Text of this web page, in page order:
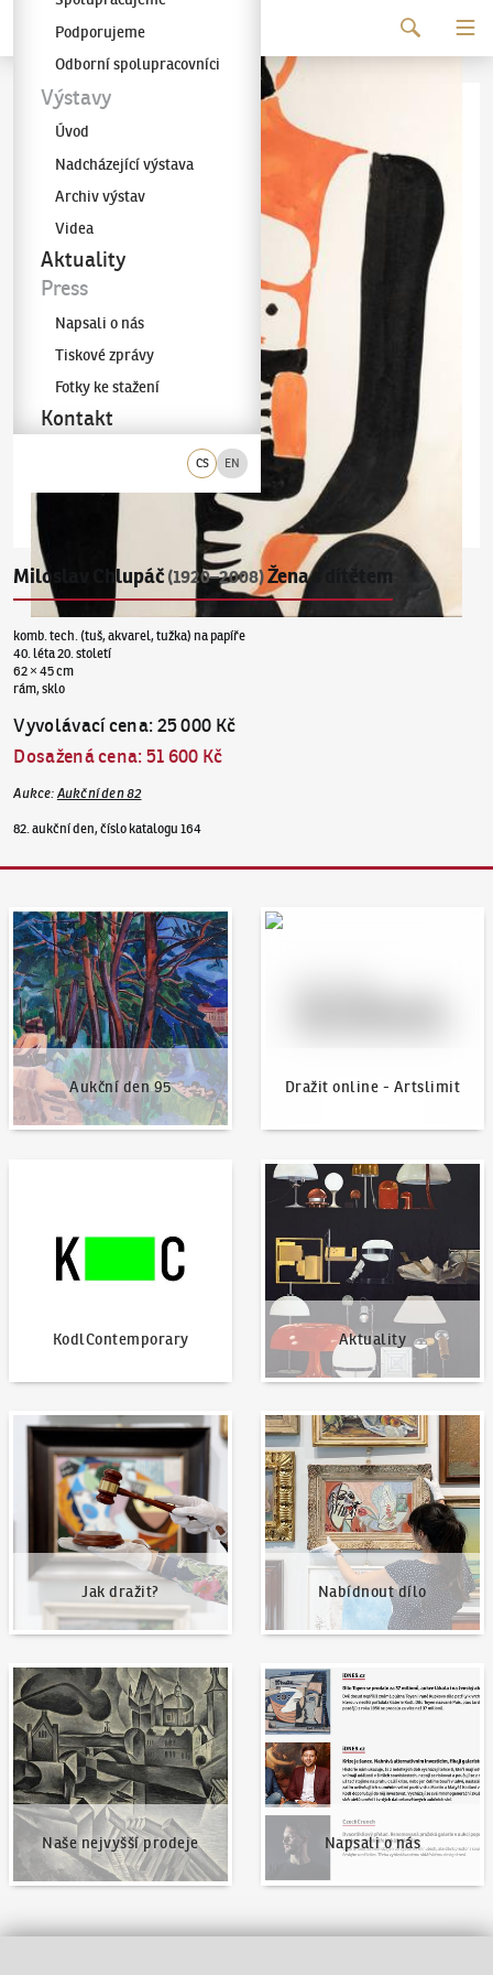
Galerie KODL
CS EN
Podporujeme
Odborní spolupracovníci
Výstavy
Úvod
Nadcházející výstava
Archiv výstav
Videa
Aktuality
Press
Napsali o nás
Tiskové zprávy
Fotky ke stažení
Kontakt
Miloslav Chlupáč(1920–2008)Žena s dítětem
komb. tech. (tuš, akvarel, tužka) na papíře
40. léta 20. století
62 × 45 cm
rám, sklo
Vyvolávací cena:25 000 Kč
Dosažená cena:51 600 Kč
Aukce: Aukční den 82
82. aukční den, číslo katalogu 164
Aukční den 95
Aukční den 95
Dražit online - Artslimit
Dražit online - Artslimit
KodlContemporary Aktuality
Aktuality
Jak dražit?
Jak dražit?
Nabídnout dílo
Nabídnout dílo
Naše nejvyšší prodeje
Naše nejvyšší prodeje
Napsali o nás
Napsali o nás